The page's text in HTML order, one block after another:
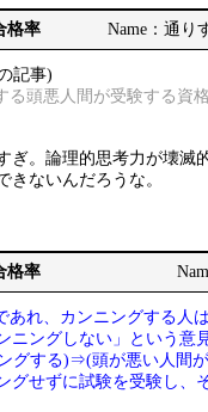
格率 Name：通り
記事)
る頭悪人間が受験する資
ぎ。論理的思考力が壊滅
きないんだろうな。
格率
れ、カンニングする人
ニングしない」という意
グする)⇒(頭が悪い人間
グせずに試験を受験し、